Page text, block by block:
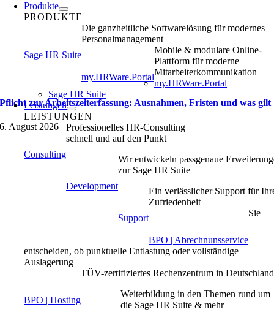
Produkte
PRODUKTE
Sage HR Suite
Die ganzheitliche Softwarelösung für modernes
Personalmanagement
my.HRWare.Portal
Mobile & modulare Online-
Plattform für moderne
Mitarbeiterkommunikation
my.HRWare.Portal
Sage HR Suite
Leistungen
LEISTUNGEN
Consulting
Professionelles HR-Consulting
schnell und auf den Punkt
Development
Wir entwickeln passgenaue
zur Sage HR Suite
Support
Ein verlässlicher Support für
Zufriedenheit
BPO | Abrechnunsservice
Sie
entscheiden, ob punktuelle Entlastung oder vollständige
Auslagerung
BPO | Hosting
TÜV-zertifiziertes Rechenzentrum in Deutschland
Weiterbildung in den Themen rund um
die Sage HR Suite & mehr
Pflicht zur Arbeitszeiterfassung: Ausnahmen, Fristen und was gilt
6. August 2026